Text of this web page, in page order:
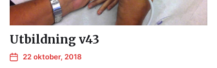
Utbildning v43
22 oktober, 2018